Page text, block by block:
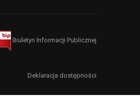
Biuletyn Informacji Publicznej
Deklaracja dostępności